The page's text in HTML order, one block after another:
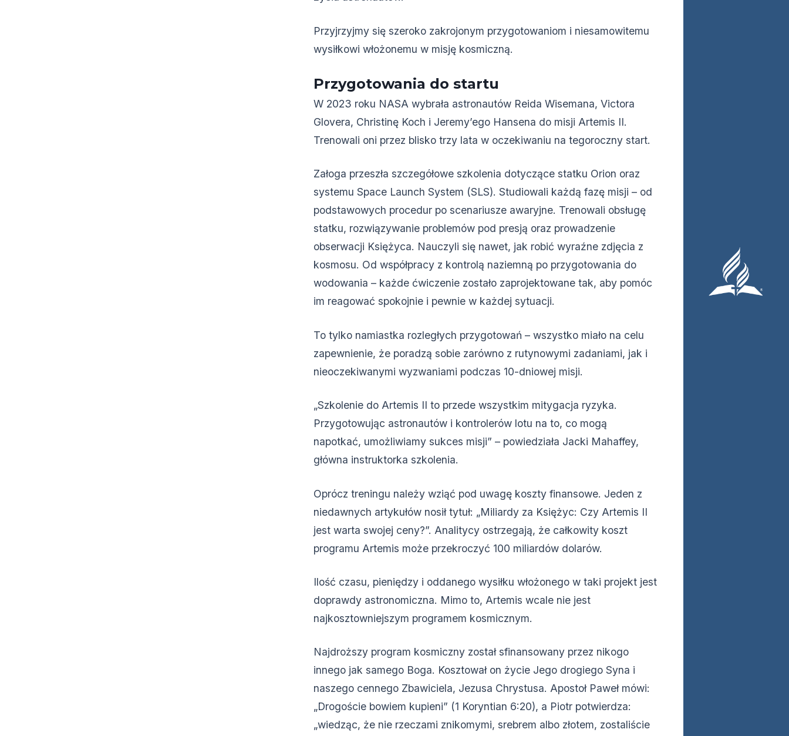
Przyjrzyjmy się szeroko zakrojonym przygotowaniom i niesamowitemu
wysiłkowi włożonemu w misję kosmiczną.
Przygotowania do startu
W 2023 roku NASA wybrała astronautów Reida Wisemana, Victora
Glovera, Christinę Koch i Jeremy’ego Hansena do misji Artemis II.
Trenowali oni przez blisko trzy lata w oczekiwaniu na tegoroczny start.
Załoga przeszła szczegółowe szkolenia dotyczące statku Orion oraz
systemu Space Launch System (SLS). Studiowali każdą fazę misji – od
podstawowych procedur po scenariusze awaryjne. Trenowali obsługę
statku, rozwiązywanie problemów pod presją oraz prowadzenie
obserwacji Księżyca. Nauczyli się nawet, jak robić wyraźne zdjęcia z
kosmosu. Od współpracy z kontrolą naziemną po przygotowania do
wodowania – każde ćwiczenie zostało zaprojektowane tak, aby pomóc
im reagować spokojnie i pewnie w każdej sytuacji.
To tylko namiastka rozległych przygotowań – wszystko miało na celu
zapewnienie, że poradzą sobie zarówno z rutynowymi zadaniami, jak i
nieoczekiwanymi wyzwaniami podczas 10-dniowej misji.
„Szkolenie do Artemis II to przede wszystkim mitygacja ryzyka.
Przygotowując astronautów i kontrolerów lotu na to, co mogą
napotkać, umożliwiamy sukces misji” – powiedziała Jacki Mahaffey,
główna instruktorka szkolenia.
Oprócz treningu należy wziąć pod uwagę koszty finansowe. Jeden z
niedawnych artykułów nosił tytuł: „Miliardy za Księżyc: Czy Artemis II
jest warta swojej ceny?”. Analitycy ostrzegają, że całkowity koszt
programu Artemis może przekroczyć 100 miliardów dolarów.
Ilość czasu, pieniędzy i oddanego wysiłku włożonego w taki projekt jest
doprawdy astronomiczna. Mimo to, Artemis wcale nie jest
najkosztowniejszym programem kosmicznym.
Najdroższy program kosmiczny został sfinansowany przez nikogo
innego jak samego Boga. Kosztował on życie Jego drogiego Syna i
naszego cennego Zbawiciela, Jezusa Chrystusa. Apostoł Paweł mówi:
„Drogoście bowiem kupieni” (1 Koryntian 6:20), a Piotr potwierdza:
„wiedząc, że nie rzeczami znikomymi, srebrem albo złotem, zostaliście